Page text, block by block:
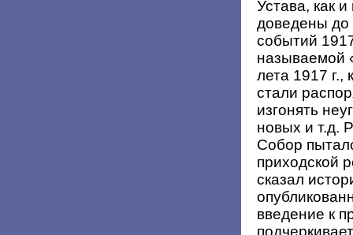
Устава, как
доведены до
событий
называемой
лета 1917 г.,
стали
изгонять
новых и т.д.
Собор
приходской
сказал
введение к